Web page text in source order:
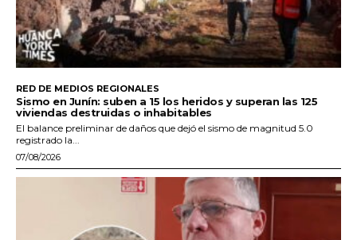
RED DE MEDIOS REGIONALES
Sismo en Junín: suben a 15 los heridos y superan las 125
viviendas destruidas o inhabitables
El balance preliminar de daños que dejó el sismo de magnitud 5.0
registrado la...
07/08/2026